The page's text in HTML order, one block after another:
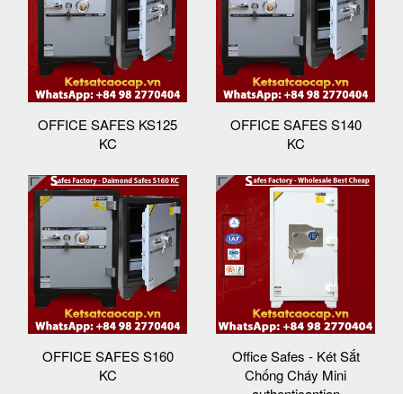
OFFICE SAFES KS125
KC
OFFICE SAFES S140
KC
OFFICE SAFES S160
KC
Office Safes - Két Sắt
Chống Cháy Mini